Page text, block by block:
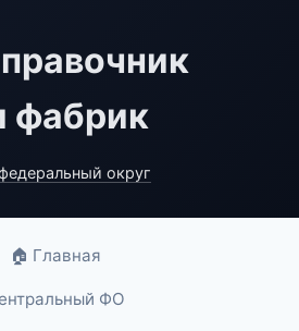
фабрик
округ
🏠 Главная
ФО